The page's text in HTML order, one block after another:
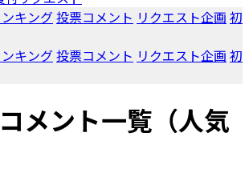
キング投票コメント リクエスト企画 初
キング投票コメント リクエスト企画 初
メント一覧（人気